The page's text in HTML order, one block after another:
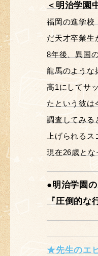
＜明治学園
福岡の進学校
だ天才卒業生
8年後、異国
龍馬のような
高1にしてサ
たという彼は
調査してみる
上げられるス
現在26歳とな
●明治学園
『圧倒的
★先生のエ